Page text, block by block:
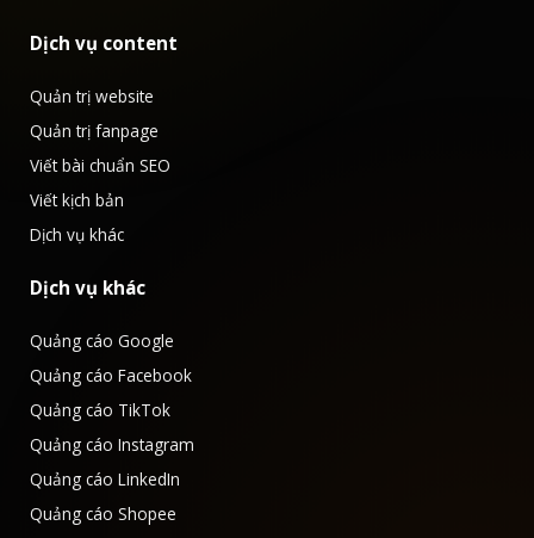
Dịch vụ content
Quản trị website
Quản trị fanpage
Viết bài chuẩn SEO
Viết kịch bản
Dịch vụ khác
Dịch vụ khác
Quảng cáo Google
Quảng cáo Facebook
Quảng cáo TikTok
Quảng cáo Instagram
Quảng cáo LinkedIn
Quảng cáo Shopee